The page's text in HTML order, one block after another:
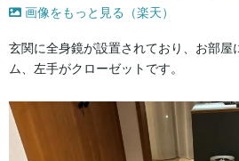
画像をもっと見る（楽天）
玄関に全身鏡が設置されており、お部屋
ム、左手がクローゼットです。